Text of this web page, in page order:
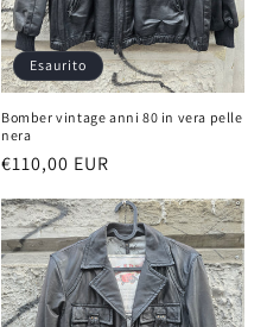
Esaurito
Bomber vintage anni 80 in vera pelle
nera
Prezzo
listino
€110,00 EUR